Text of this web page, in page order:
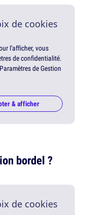
de cookies
l'afficher, vous
de confidentialité.
de Gestion
& afficher
bordel ?
de cookies